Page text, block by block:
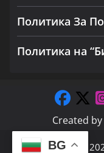
Политика За
Политика на
Created by
Copyright ©
BG